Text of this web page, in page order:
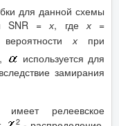
для данной схемы
SNR =х, где х =
вероятностих при
,
используется для
замирания
имеет релеевское
2